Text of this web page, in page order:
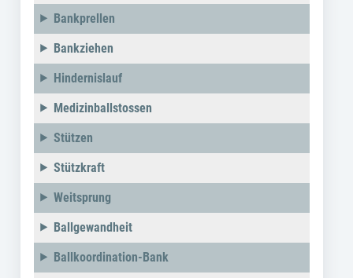
Bankprellen
Bankziehen
Hindernislauf
Medizinballstossen
Stützen
Stützkraft
Weitsprung
Ballgewandheit
Ballkoordination-Bank